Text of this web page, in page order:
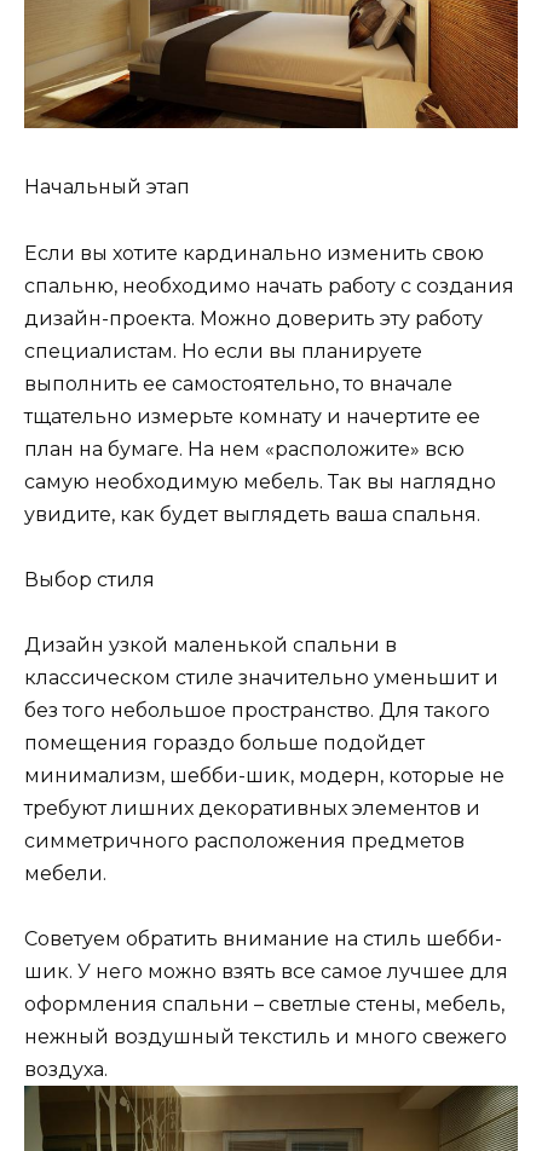
Начальный этап
Если вы хотите кардинально изменить свою
спальню, необходимо начать работу с создания
дизайн-проекта. Можно доверить эту работу
специалистам. Но если вы планируете
выполнить ее самостоятельно, то вначале
тщательно измерьте комнату и начертите ее
план на бумаге. На нем «расположите» всю
самую необходимую мебель. Так вы наглядно
увидите, как будет выглядеть ваша спальня.
Выбор стиля
Дизайн узкой маленькой спальни в
классическом стиле значительно уменьшит и
без того небольшое пространство. Для такого
помещения гораздо больше подойдет
минимализм, шебби-шик, модерн, которые не
требуют лишних декоративных элементов и
симметричного расположения предметов
мебели.
Советуем обратить внимание на стиль шебби-
шик. У него можно взять все самое лучшее для
оформления спальни – светлые стены, мебель,
нежный воздушный текстиль и много свежего
воздуха.